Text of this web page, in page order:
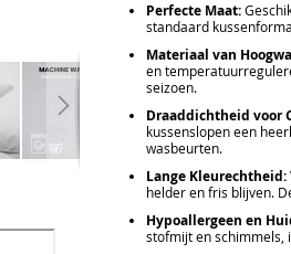
Perfecte Maat:
standaard
Materiaal van
en
seizoen.
Draaddichtheid voor
kussenslopen een
wasbeurten.
Lange Kleurechtheid:
helder en fris blijven.
Hypoallergeen en
stofmijt en schimmels,